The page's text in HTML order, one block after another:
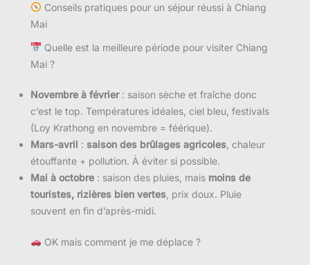
Conseils pratiques pour un séjour réussi à Chiang
Mai
Quelle est la meilleure période pour visiter Chiang
Mai ?
Novembre à février: saison sèche et fraîche donc
c’est le top. Températures idéales, ciel bleu, festivals
(Loy Krathong en novembre = féérique).
Mars-avril : saison des brûlages agricoles , chaleur
étouffante + pollution. À éviter si possible.
Mai à octobre : saison des pluies, mais moins de
touristes, rizières bien vertes , prix doux. Pluie
souvent en fin d’après-midi.
OK mais comment je me déplace ?